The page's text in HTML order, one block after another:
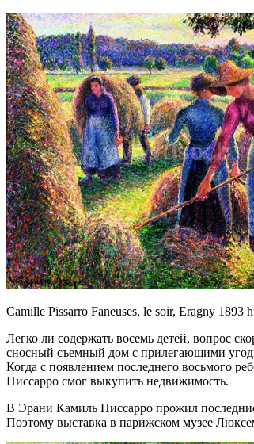
Camille Pissarro Faneuses, le soir, Eragny
Легко ли содержать восемь детей, вопрос
сносный съемный дом с прилегающими
Когда с появлением последнего восьмого
Писсарро смог выкупить недвижимость.
В Эрани Камиль Писсарро прожил
Поэтому выставка в парижском музее